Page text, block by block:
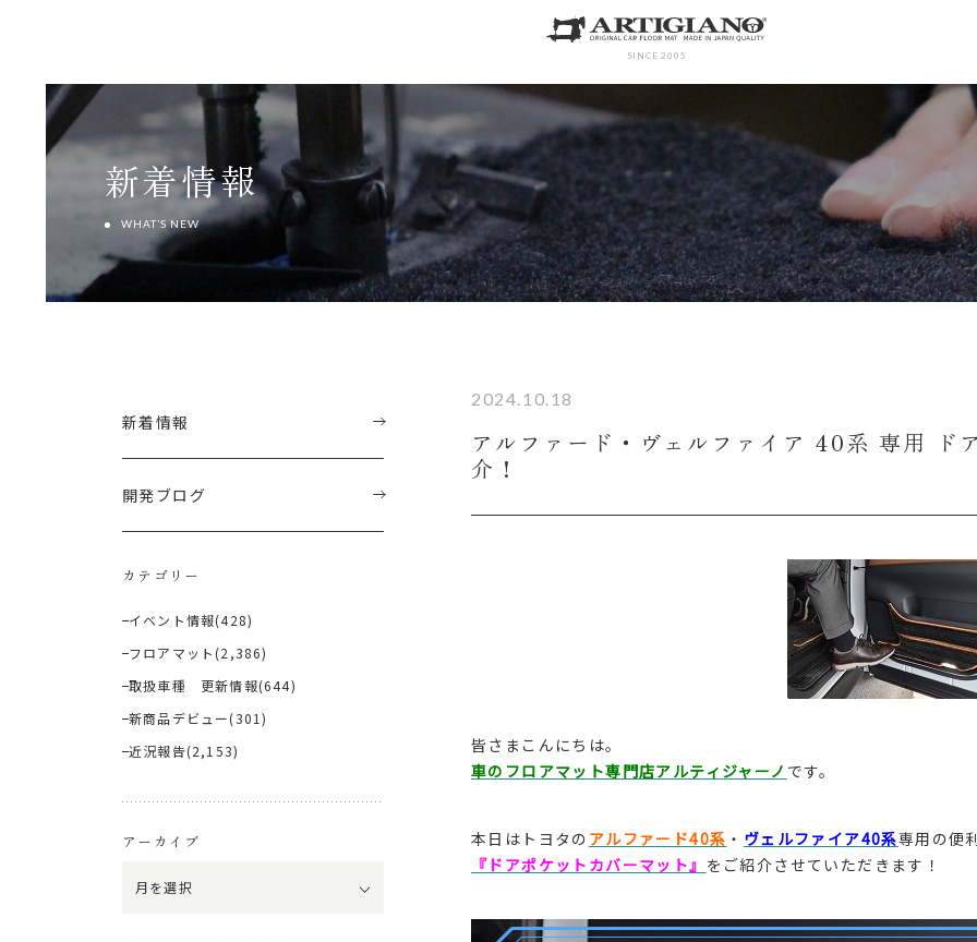
SINCE 2005
新着情報
WHAT’S NEW
2024.10.18
アルファード・ヴェルファイア 40系 専用 ド
介！
皆さまこんにちは。
車のフロアマット専門店アルティジャーノ です。
本日はトヨタの アルファード40系 ・ ヴェルファイア40系専用の便
『ドアポケットカバーマット』 をご紹介させていただきます！
新着情報
開発ブログ
カテゴリー
イベント情報(428)
フロアマット (2,386)
取扱車種 更新情報(644)
新商品デビュー(301)
近況報告(2,153)
アーカイブ